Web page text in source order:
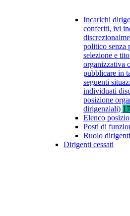
Incarichi
conferiti, ivi
politico senza
selezione e
organizzativa
pubblicare in
seguenti
individuati
posizione
dirigenziali) 17
Elenco
Posti di
Ruolo dirigenti
Dirigenti cessati